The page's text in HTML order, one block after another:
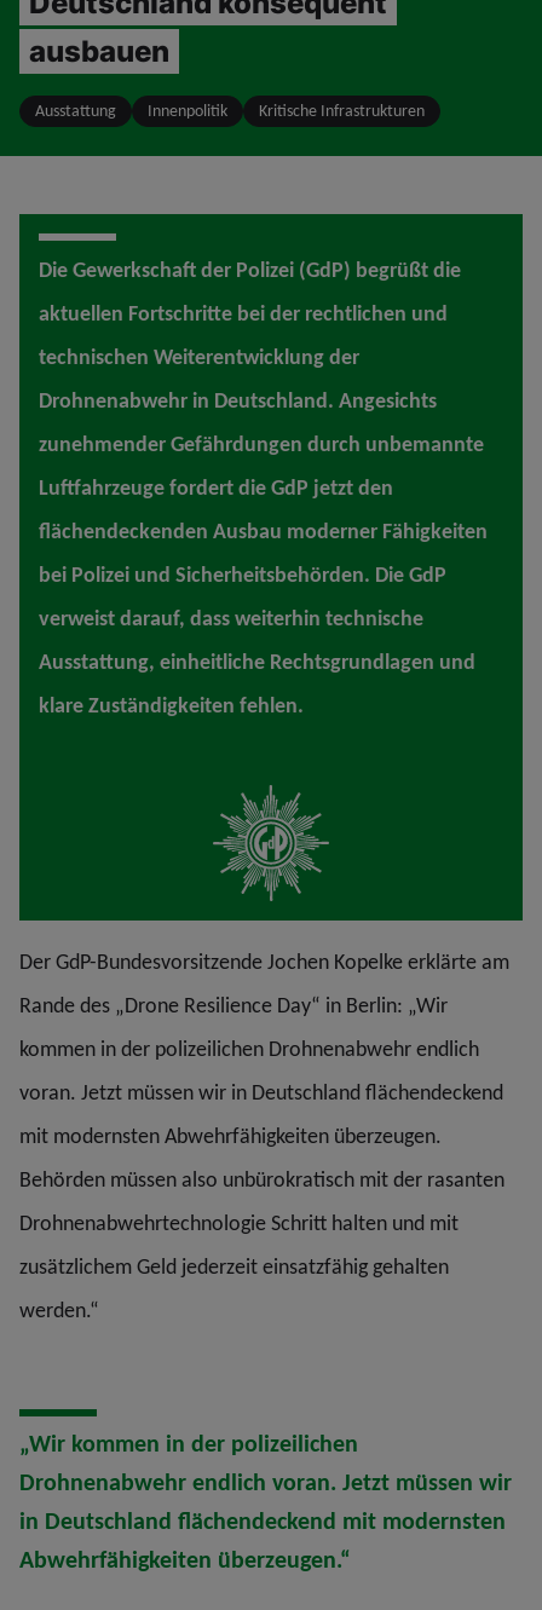
ausbauen
Ausstattung Innenpolitik Kritische Infrastrukturen
Die Gewerkschaft der Polizei (GdP) begrüßt die
aktuellen Fortschritte bei der rechtlichen und
technischen Weiterentwicklung der
Drohnenabwehr in Deutschland. Angesichts
zunehmender Gefährdungen durch unbemannte
Luftfahrzeuge fordert die GdP jetzt den
flächendeckenden Ausbau moderner Fähigkeiten
bei Polizei und Sicherheitsbehörden. Die GdP
verweist darauf, dass weiterhin technische
Ausstattung, einheitliche Rechtsgrundlagen und
klare Zuständigkeiten fehlen.
Der GdP-Bundesvorsitzende Jochen Kopelke erklärte am
Rande des „Drone Resilience Day“ in Berlin: „Wir
kommen in der polizeilichen Drohnenabwehr endlich
voran. Jetzt müssen wir in Deutschland flächendeckend
mit modernsten Abwehrfähigkeiten überzeugen.
Behörden müssen also unbürokratisch mit der rasanten
Drohnenabwehrtechnologie Schritt halten und mit
zusätzlichem Geld jederzeit einsatzfähig gehalten
werden.“
„Wir kommen in der polizeilichen
Drohnenabwehr endlich voran. Jetzt müssen wir
in Deutschland flächendeckend mit modernsten
Abwehrfähigkeiten überzeugen.“